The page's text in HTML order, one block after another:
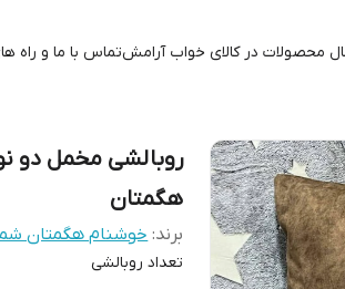
محصولات در کالای خواب آرامشتماس با ما و راه
هگمتان
برند: خوشنام هگمتان شماره
تعداد روبالشی